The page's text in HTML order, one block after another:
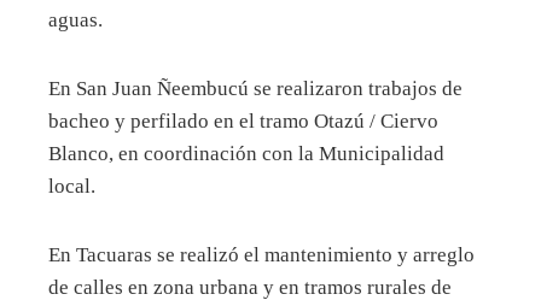
aguas.
En San Juan Ñeembucú se realizaron trabajos de
bacheo y perfilado en el tramo Otazú / Ciervo
Blanco, en coordinación con la Municipalidad
local.
En Tacuaras se realizó el mantenimiento y arreglo
de calles en zona urbana y en tramos rurales de